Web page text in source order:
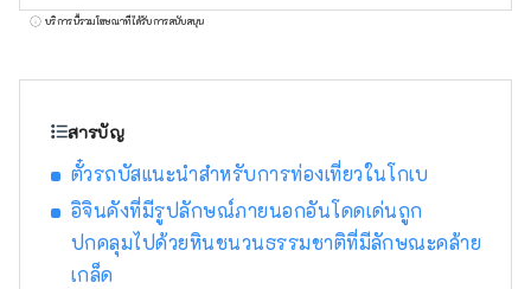
ประสบการณ์ที่ทำให้คุณอยากบอกใครสักคน
ต่อ" และให้ข้อมูลที่จะช่วยลดระยะห่างทาง
อารมณ์ระหว่างลูกค้าและภูมิภาคของจังหวัดเฮีย
วโกะ จะถูกส่งไป .
บริการนี้รวมโฆษณาที่ได้รับการสนับสนุน
สารบัญ
ตั๋วรถบัสแนะนำสำหรับการท่องเที่ยวในโกเบ
อิจินคังที่มีรูปลักษณ์ภายนอกอันโดดเด่นถูก
ปกคลุมไปด้วยหินชนวนธรรมชาติที่มีลักษณะคล้าย
เกล็ด